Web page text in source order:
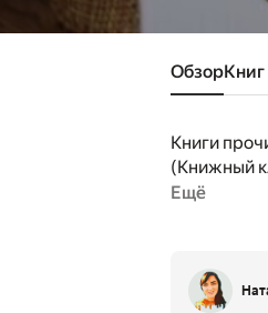
ОбзорКниг
Книги
(Книжный
Ещё